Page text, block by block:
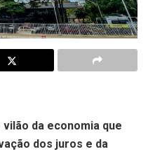
da economia que
dos juros e da